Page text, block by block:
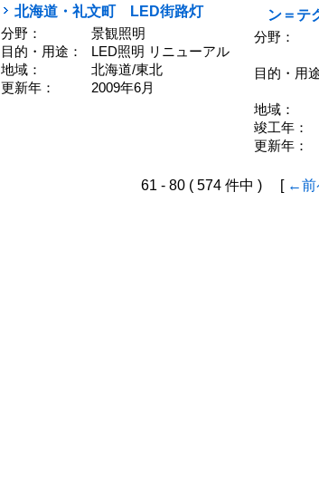
北海道・礼文町 LED街路灯
分野：
景観照明
目的・用途：
LED照明 リニューアル
地域：
北海道/東北
更新年：
2009年6月
ン＝テ
分野：
目的・用
地域：
竣工年：
更新年：
61 - 80 ( 574 件中 ) [ ←前